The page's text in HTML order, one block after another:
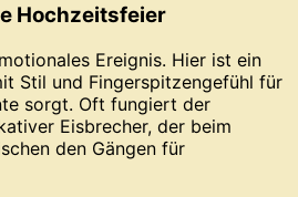
Hochzeitsfeier
Ereignis. Hier ist ein
Stil und Fingerspitzengefühl für
sorgt. Oft fungiert der
Eisbrecher, der beim
den Gängen für